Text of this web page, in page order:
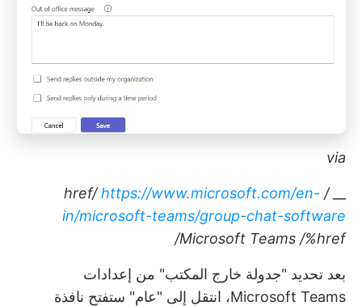
via
/ href/
https://www.microsoft.com/en-
in/microsoft-teams/group-chat-software
Microsoft Teams /%href/
بعد تحديد "جدولة خارج المكتب" من إعدادات
Microsoft Teams، انتقل إلى "عام" ستفتح نافذة